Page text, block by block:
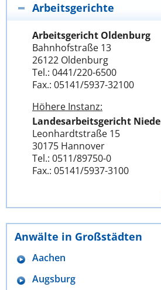
Arbeitsgerichte
Arbeitsgericht Oldenburg
Bahnhofstraße 13
26122 Oldenburg
Tel.: 0441/220-6500
Fax.: 05141/5937-32100
Höhere Instanz:
Landesarbeitsgericht
Leonhardtstraße 15
30175 Hannover
Tel.: 0511/89750-0
Fax.: 05141/5937-3100
Anwälte in Großstädten
Aachen
Augsburg